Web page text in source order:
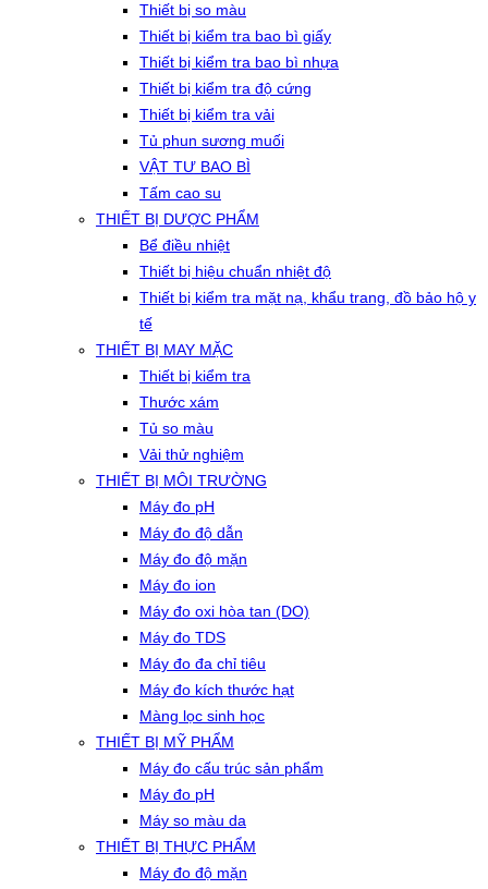
Thiết bị so màu
Thiết bị kiểm tra bao bì giấy
Thiết bị kiểm tra bao bì nhựa
Thiết bị kiểm tra độ cứng
Thiết bị kiểm tra vải
Tủ phun sương muối
VẬT TƯ BAO BÌ
Tấm cao su
THIẾT BỊ DƯỢC PHẨM
Bể điều nhiệt
Thiết bị hiệu chuẩn nhiệt độ
Thiết bị kiểm tra mặt nạ, khẩu trang, đồ bảo hộ y
tế
THIẾT BỊ MAY MẶC
Thiết bị kiểm tra
Thước xám
Tủ so màu
Vải thử nghiệm
THIẾT BỊ MÔI TRƯỜNG
Máy đo pH
Máy đo độ dẫn
Máy đo độ mặn
Máy đo ion
Máy đo oxi hòa tan (DO)
Máy đo TDS
Máy đo đa chỉ tiêu
Máy đo kích thước hạt
Màng lọc sinh học
THIẾT BỊ MỸ PHẨM
Máy đo cấu trúc sản phẩm
Máy đo pH
Máy so màu da
THIẾT BỊ THỰC PHẨM
Máy đo độ mặn